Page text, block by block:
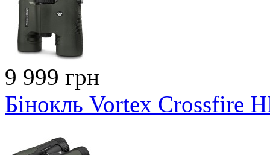
9 999 грн
Бінокль Vortex Crossfire